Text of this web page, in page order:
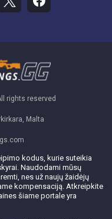
rights reserved
Malta
kodus, kurie suteikia
Naudodami mūsų
nes už naujų žaidėjų
kompensaciją. Atkreipkite
šiame portale yra